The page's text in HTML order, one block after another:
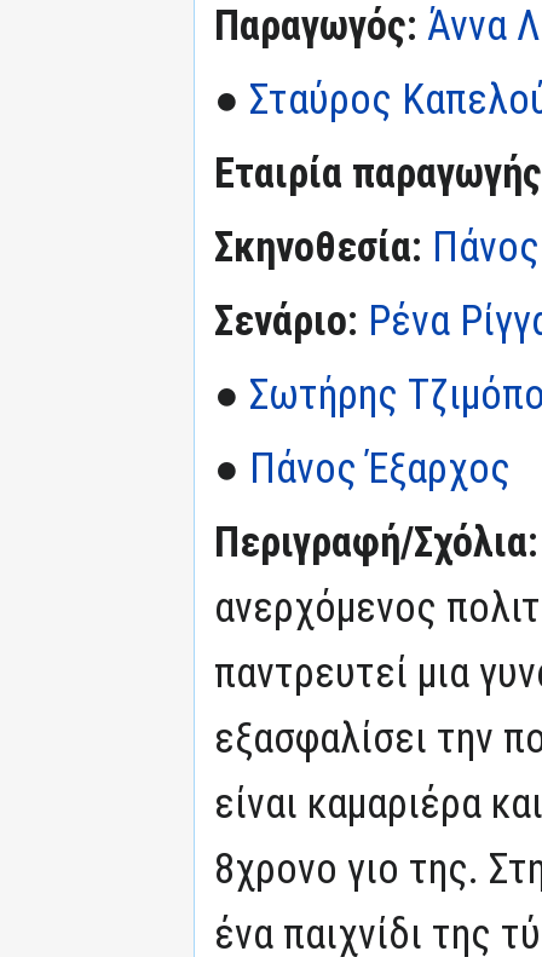
Παραγωγός: Άννα
● Σταύρος
Εταιρία
Σκηνοθεσία:
Σενάριο: Ρένα
● Σωτήρης
● Πάνος Έξαρχος
Περιγραφή/
ανερχόμενος
παντρευτεί μια
εξασφαλίσει την
είναι καμαριέρα
8χρονο γιο της.
ένα παιχνίδι της